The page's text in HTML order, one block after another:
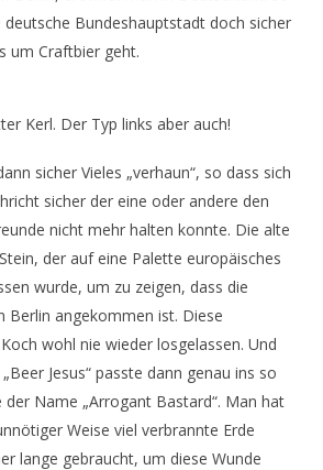
deutsche Bundeshauptstadt doch sicher
um Craftbier geht.
Kerl. Der Typ links aber auch!
sicher Vieles „verhaun“, so dass sich
sicher der eine oder andere den
nicht mehr halten konnte. Die alte
der auf eine Palette europäisches
wurde, um zu zeigen, dass die
Berlin angekommen ist. Diese
wohl nie wieder losgelassen. Und
Jesus“ passte dann genau ins so
der Name „Arrogant Bastard“. Man hat
Weise viel verbrannte Erde
lange gebraucht, um diese Wunde